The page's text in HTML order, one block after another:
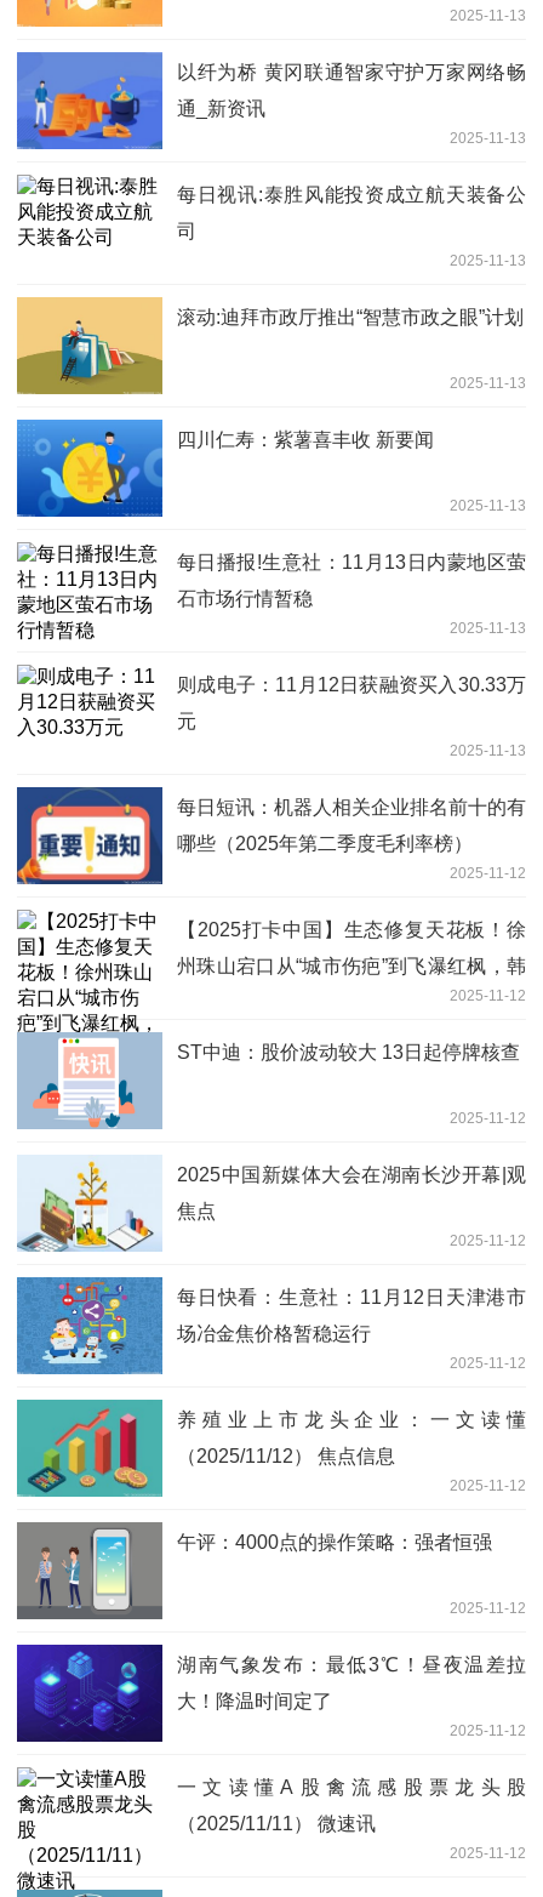
2025-11-13
以纤为桥 黄冈联通智家守护万家网络畅
通_新资讯
2025-11-13
每日视讯:泰胜风能投资成立航天装备公
司
2025-11-13
滚动:迪拜市政厅推出“智慧市政之眼”计划
2025-11-13
四川仁寿：紫薯喜丰收 新要闻
2025-11-13
每日播报!生意社：11月13日内蒙地区萤
石市场行情暂稳
2025-11-13
则成电子：11月12日获融资买入30.33万
元
2025-11-13
每日短讯：机器人相关企业排名前十的有
哪些（2025年第二季度毛利率榜）
2025-11-12
【2025打卡中国】生态修复天花板！徐
州珠山宕口从“城市伤疤”到飞瀑红枫，韩
2025-11-12
ST中迪：股价波动较大 13日起停牌核查
2025-11-12
2025中国新媒体大会在湖南长沙开幕|观
焦点
2025-11-12
每日快看：生意社：11月12日天津港市
场冶金焦价格暂稳运行
2025-11-12
养殖业上市龙头企业：一文读懂
（2025/11/12） 焦点信息
2025-11-12
午评：4000点的操作策略：强者恒强
2025-11-12
湖南气象发布：最低3℃！昼夜温差拉
大！降温时间定了
2025-11-12
一文读懂A股禽流感股票龙头股
（2025/11/11） 微速讯
2025-11-12